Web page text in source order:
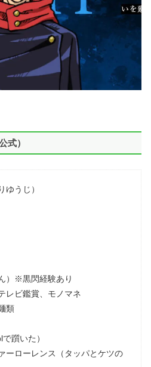
式）
ゆうじ）
）※黒閃経験あり
レビ鑑賞、モノマネ
類
躓いた）
ーローレンス（タッパとケツの